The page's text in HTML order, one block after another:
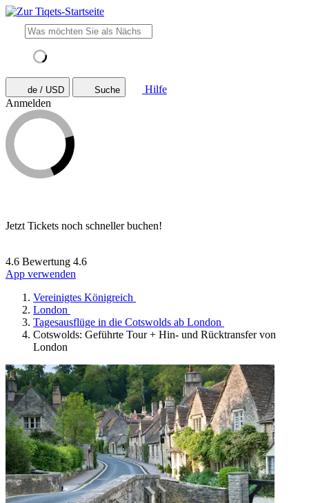
de / USD Suche
Hilfe
Anmelden
Jetzt Tickets noch schneller buchen!
4.6 Bewertung 4.6
App verwenden
Vereinigtes Königreich
London
Tagesausflüge in die Cotswolds ab London
Cotswolds: Geführte Tour + Hin- und Rücktransfer von
London